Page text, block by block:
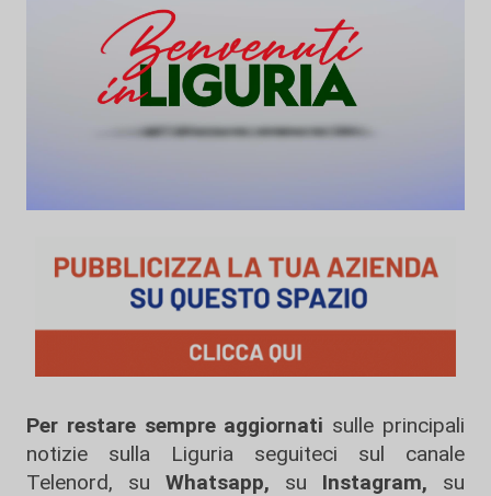
Per restare sempre aggiornati sulle principali
notizie sulla Liguria seguiteci sul canale
Telenord, su
Whatsapp, su Instagram, su